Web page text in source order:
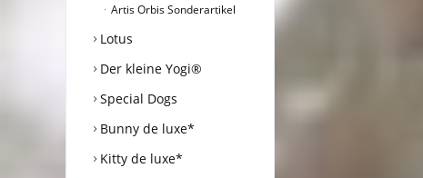
Artis Orbis Sonderartikel
Lotus
Der kleine Yogi®
Special Dogs
Bunny de luxe*
Kitty de luxe*